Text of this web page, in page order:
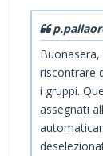
riscontrare
i gruppi.
assegnati